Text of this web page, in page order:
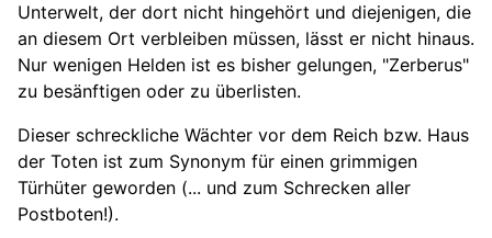
Unterwelt, der dort nicht hingehört und diejenigen, die
an diesem Ort verbleiben müssen, lässt er nicht hinaus.
Nur wenigen Helden ist es bisher gelungen, "Zerberus"
zu besänftigen oder zu überlisten.
Dieser schreckliche Wächter vor dem Reich bzw. Haus
der Toten ist zum Synonym für einen grimmigen
Türhüter geworden (... und zum Schrecken aller
Postboten!).